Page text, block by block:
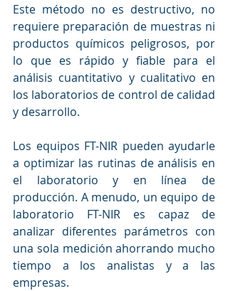
Este método no es destructivo, no
requiere preparación de muestras ni
productos químicos peligrosos, por
lo que es rápido y fiable para el
análisis cuantitativo y cualitativo en
los laboratorios de control de calidad
y desarrollo.
Los equipos FT-NIR pueden ayudarle
a optimizar las rutinas de análisis en
el laboratorio y en línea de
producción. A menudo, un equipo de
laboratorio FT-NIR es capaz de
analizar diferentes parámetros con
una sola medición ahorrando mucho
tiempo a los analistas y a las
empresas.